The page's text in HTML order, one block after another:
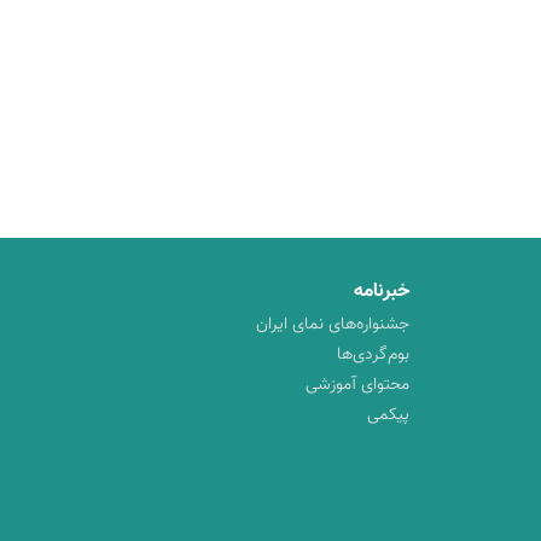
خبرنامه
جشنواره‌های نمای ایران
بوم‌گردی‌ها
محتوای آموزشی
پیکمی